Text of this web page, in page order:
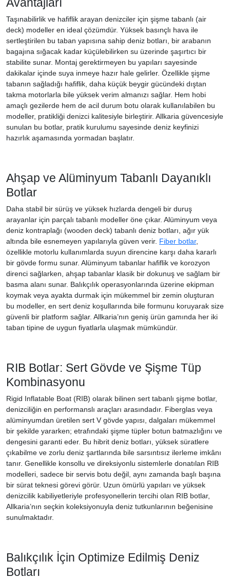
Taşınabilirlik ve hafiflik arayan denizciler için şişme tabanlı (air
deck) modeller en ideal çözümdür. Yüksek basınçlı hava ile
sertleştirilen bu taban yapısına sahip deniz botları, bir arabanın
bagajına sığacak kadar küçülebilirken su üzerinde şaşırtıcı bir
stabilite sunar. Montaj gerektirmeyen bu yapıları sayesinde
dakikalar içinde suya inmeye hazır hale gelirler. Özellikle şişme
tabanın sağladığı hafiflik, daha küçük beygir gücündeki dıştan
takma motorlarla bile yüksek verim almanızı sağlar. Hem hobi
amaçlı gezilerde hem de acil durum botu olarak kullanılabilen bu
modeller, pratikliği denizci kalitesiyle birleştirir. Allkaria güvencesiyle
sunulan bu botlar, pratik kurulumu sayesinde deniz keyfinizi
hazırlık aşamasında yormadan başlatır.
Ahşap ve Alüminyum Tabanlı Dayanıklı
Botlar
Daha stabil bir sürüş ve yüksek hızlarda dengeli bir duruş
arayanlar için parçalı tabanlı modeller öne çıkar. Alüminyum veya
deniz kontraplağı (wooden deck) tabanlı deniz botları, ağır yük
altında bile esnemeyen yapılarıyla güven verir. Fiber botlar,
özellikle motorlu kullanımlarda suyun direncine karşı daha kararlı
bir gövde formu sunar. Alüminyum tabanlar hafiflik ve korozyon
direnci sağlarken, ahşap tabanlar klasik bir dokunuş ve sağlam bir
basma alanı sunar. Balıkçılık operasyonlarında üzerine ekipman
koymak veya ayakta durmak için mükemmel bir zemin oluşturan
bu modeller, en sert deniz koşullarında bile formunu koruyarak size
güvenli bir platform sağlar. Allkaria’nın geniş ürün gamında her iki
taban tipine de uygun fiyatlarla ulaşmak mümkündür.
RIB Botlar: Sert Gövde ve Şişme Tüp
Kombinasyonu
Rigid Inflatable Boat (RIB) olarak bilinen sert tabanlı şişme botlar,
denizciliğin en performanslı araçları arasındadır. Fiberglas veya
alüminyumdan üretilen sert V gövde yapısı, dalgaları mükemmel
bir şekilde yararken; etrafındaki şişme tüpler botun batmazlığını ve
dengesini garanti eder. Bu hibrit deniz botları, yüksek süratlere
çıkabilme ve zorlu deniz şartlarında bile sarsıntısız ilerleme imkânı
tanır. Genellikle konsollu ve direksiyonlu sistemlerle donatılan RIB
modelleri, sadece bir servis botu değil, aynı zamanda başlı başına
bir sürat teknesi görevi görür. Uzun ömürlü yapıları ve yüksek
denizcilik kabiliyetleriyle profesyonellerin tercihi olan RIB botlar,
Allkaria’nın seçkin koleksiyonuyla deniz tutkunlarının beğenisine
sunulmaktadır.
Balıkçılık İçin Optimize Edilmiş Deniz
Botları